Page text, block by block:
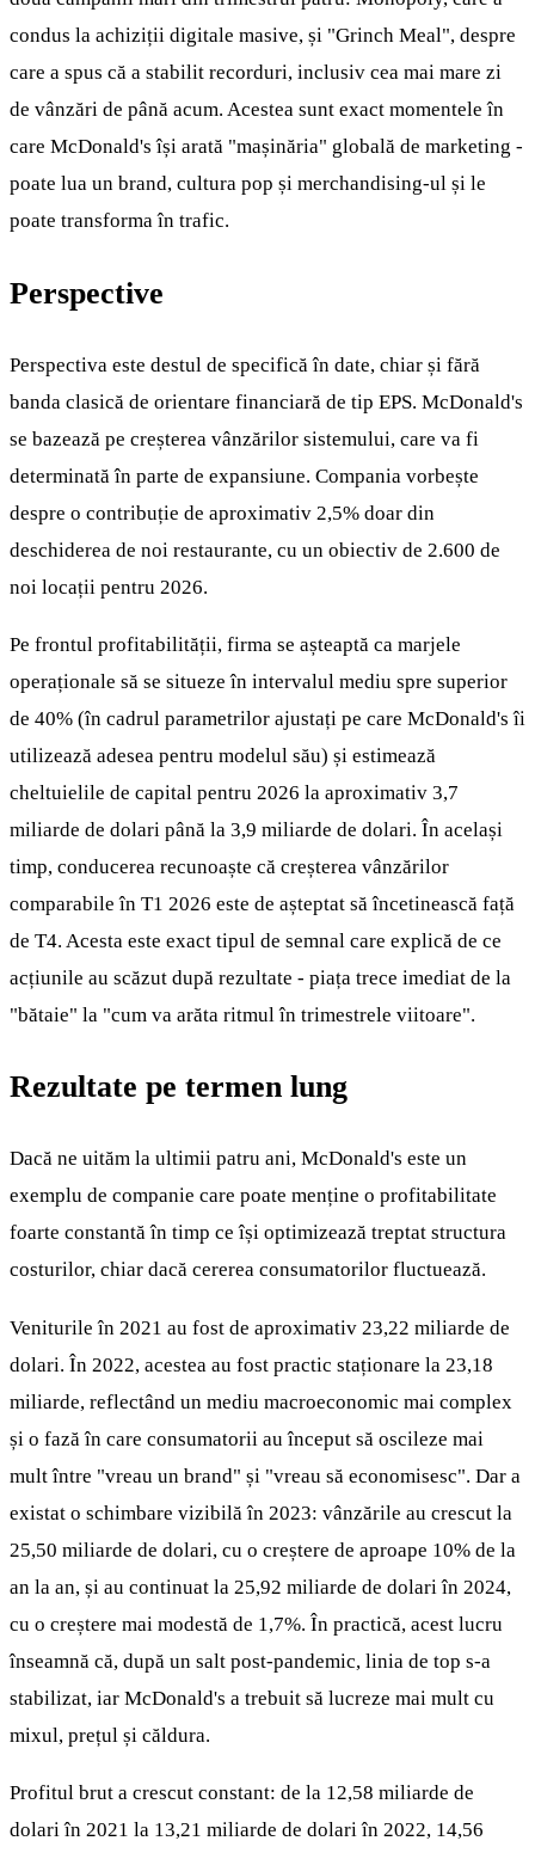
condus la achiziții digitale masive, și "Grinch Meal", despre
care a spus că a stabilit recorduri, inclusiv cea mai mare zi
de vânzări de până acum. Acestea sunt exact momentele în
care McDonald's își arată "mașinăria" globală de marketing -
poate lua un brand, cultura pop și merchandising-ul și le
poate transforma în trafic.
Perspective
Perspectiva este destul de specifică în date, chiar și fără
banda clasică de orientare financiară de tip EPS. McDonald's
se bazează pe creșterea vânzărilor sistemului, care va fi
determinată în parte de expansiune. Compania vorbește
despre o contribuție de aproximativ 2,5% doar din
deschiderea de noi restaurante, cu un obiectiv de 2.600 de
noi locații pentru 2026.
Pe frontul profitabilității, firma se așteaptă ca marjele
operaționale să se situeze în intervalul mediu spre superior
de 40% (în cadrul parametrilor ajustați pe care McDonald's îi
utilizează adesea pentru modelul său) și estimează
cheltuielile de capital pentru 2026 la aproximativ 3,7
miliarde de dolari până la 3,9 miliarde de dolari. În același
timp, conducerea recunoaște că creșterea vânzărilor
comparabile în T1 2026 este de așteptat să încetinească față
de T4. Acesta este exact tipul de semnal care explică de ce
acțiunile au scăzut după rezultate - piața trece imediat de la
"bătaie" la "cum va arăta ritmul în trimestrele viitoare".
Rezultate pe termen lung
Dacă ne uităm la ultimii patru ani, McDonald's este un
exemplu de companie care poate menține o profitabilitate
foarte constantă în timp ce își optimizează treptat structura
costurilor, chiar dacă cererea consumatorilor fluctuează.
Veniturile în 2021 au fost de aproximativ 23,22 miliarde de
dolari. În 2022, acestea au fost practic staționare la 23,18
miliarde, reflectând un mediu macroeconomic mai complex
și o fază în care consumatorii au început să oscileze mai
mult între "vreau un brand" și "vreau să economisesc". Dar a
existat o schimbare vizibilă în 2023: vânzările au crescut la
25,50 miliarde de dolari, cu o creștere de aproape 10% de la
an la an, și au continuat la 25,92 miliarde de dolari în 2024,
cu o creștere mai modestă de 1,7%. În practică, acest lucru
înseamnă că, după un salt post-pandemic, linia de top s-a
stabilizat, iar McDonald's a trebuit să lucreze mai mult cu
mixul, prețul și căldura.
Profitul brut a crescut constant: de la 12,58 miliarde de
dolari în 2021 la 13,21 miliarde de dolari în 2022, 14,56